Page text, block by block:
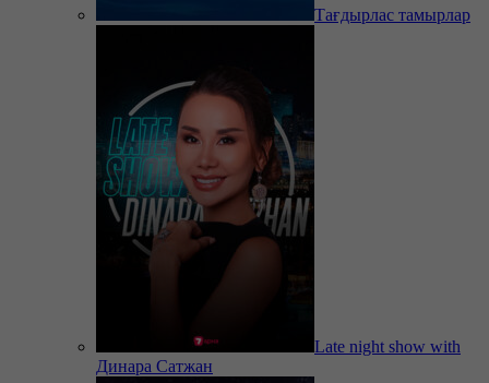
Тағдырлас тамырлар
Late night show with
Динара Сатжан